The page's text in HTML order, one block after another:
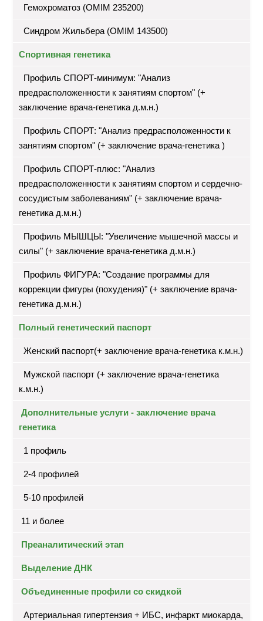
Гемохроматоз (OMIM 235200)
Синдром Жильбера (OMIM 143500)
Спортивная генетика
Профиль СПОРТ-минимум: "Анализ
предрасположенности к занятиям спортом" (+
заключение врача-генетика д.м.н.)
Профиль СПОРТ: "Анализ предрасположенности к
занятиям спортом" (+ заключение врача-генетика )
Профиль СПОРТ-плюс: "Анализ
предрасположенности к занятиям спортом и сердечно-
сосудистым заболеваниям" (+ заключение врача-
генетика д.м.н.)
Профиль МЫШЦЫ: "Увеличение мышечной массы и
силы" (+ заключение врача-генетика д.м.н.)
Профиль ФИГУРА: "Создание программы для
коррекции фигуры (похудения)" (+ заключение врача-
генетика д.м.н.)
Полный генетический паспорт
Женский паспорт(+ заключение врача-генетика к.м.н.)
Мужской паспорт (+ заключение врача-генетика
к.м.н.)
Дополнительные услуги - заключение врача
генетика
1 профиль
2-4 профилей
5-10 профилей
11 и более
Преаналитический этап
Выделение ДНК
Объединенные профили со скидкой
Артериальная гипертензия + ИБС, инфаркт миокарда,